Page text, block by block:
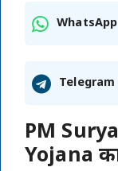
Telegram
PM
Yojana